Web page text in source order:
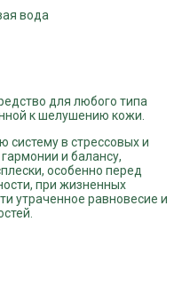
вода
для любого типа
к шелушению кожи.
систему в стрессовых и
и балансу,
особенно перед
при жизненных
утраченное равновесие и